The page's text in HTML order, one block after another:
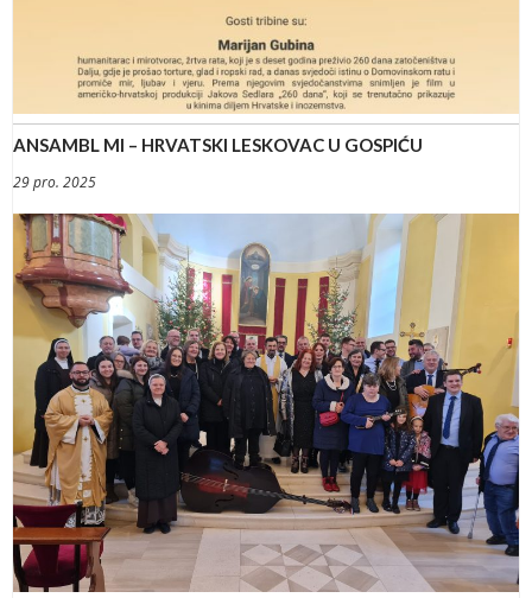
ANSAMBL MI – HRVATSKI LESKOVAC U GOSPIĆU
29 pro. 2025